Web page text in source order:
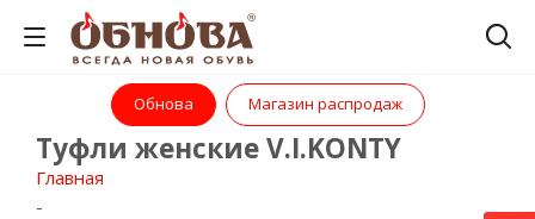
Обнова Магазин распродаж
Туфли женские V.I.KONTY
Главная
-